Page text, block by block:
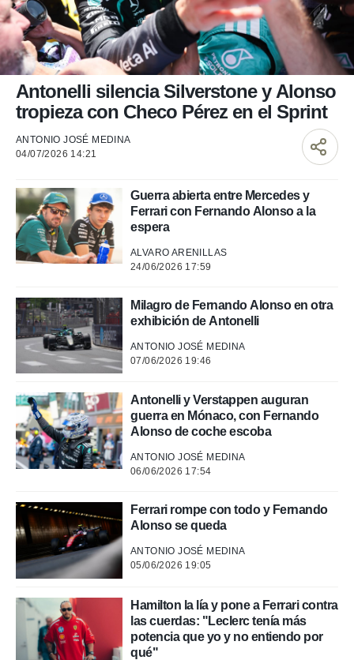
permite
seguir
contenido
a la
la
nuestros
y análisis
en
y
más
y
disponible
cookies
aceptar
ACEPTAR
Y
CONTINUAR
CONFIGURAR
RECHAZAR
Antonelli silencia Silverstone y Alonso
tropieza con Checo Pérez en el Sprint
ANTONIO JOSÉ MEDINA
04/07/2026 14:21
Guerra abierta entre Mercedes y
Ferrari con Fernando Alonso a la
espera
ALVARO ARENILLAS
24/06/2026 17:59
Milagro de Fernando Alonso en otra
exhibición de Antonelli
ANTONIO JOSÉ MEDINA
07/06/2026 19:46
Antonelli y Verstappen auguran
guerra en Mónaco, con Fernando
Alonso de coche escoba
ANTONIO JOSÉ MEDINA
06/06/2026 17:54
Ferrari rompe con todo y Fernando
Alonso se queda
ANTONIO JOSÉ MEDINA
05/06/2026 19:05
Hamilton la lía y pone a Ferrari contra
las cuerdas: "Leclerc tenía más
potencia que yo y no entiendo por
qué"